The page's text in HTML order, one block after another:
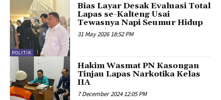
POLITIK
Bias Layar Desak Evaluasi Total
Lapas se-Kalteng Usai
Tewasnya Napi Seumur Hidup
31 May 2026 18:52 PM
Hakim Wasmat PN Kasongan
Tinjau Lapas Narkotika Kelas
IIA
7 December 2024 12:05 PM